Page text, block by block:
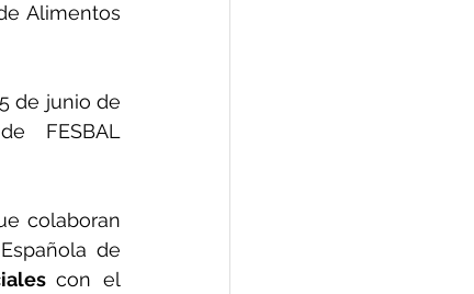
Alimentos
de junio de
FESBAL
colaboran
de
con el